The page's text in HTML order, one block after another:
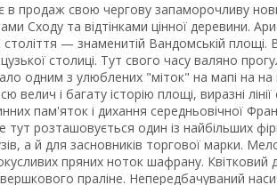
в продаж свою чергову запаморочливу
Сходу та відтінками цінної деревини.
— знаменитій Вандомській площі.
столиці. Тут свого часу валяно
одним з улюблених "міток" на мапі на на
і багату історію площі, виразні
пам'яток і дихання середньовічної
розташовується один із найбільших
а й для засновників торгової марки.
пряних ноток шафрану. Квітковий
праліне. Непередбачуваний